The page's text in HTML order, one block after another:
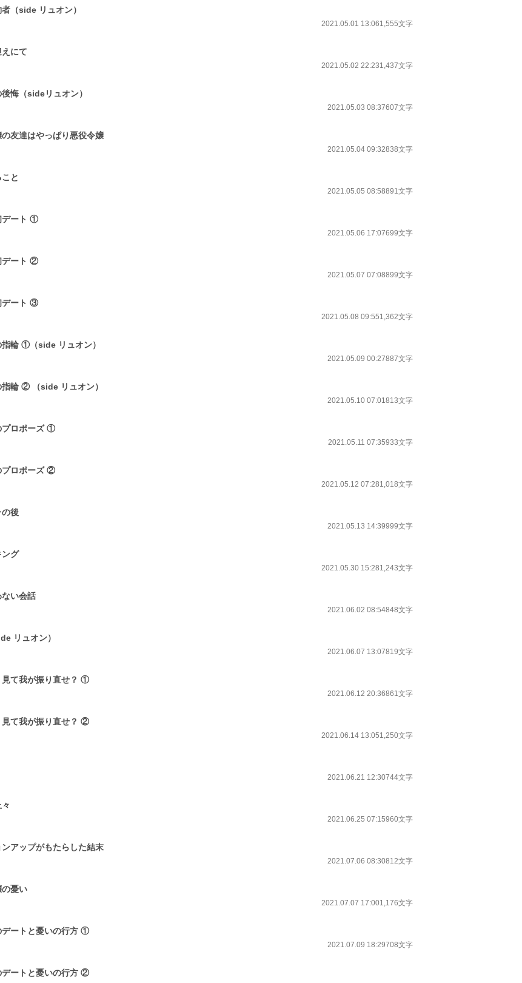
（side リュオン）
2021.05.01 13:061,555文字
にて
2021.05.02 22:231,437文字
悔（sideリュオン）
2021.05.03 08:37607文字
の友達はやっぱり悪役令嬢
2021.05.04 09:32838文字
と
2021.05.05 08:58891文字
デート ①
2021.05.06 17:07699文字
デート ②
2021.05.07 07:08899文字
デート ③
2021.05.08 09:551,362文字
指輪 ①（side リュオン）
2021.05.09 00:27887文字
指輪 ② （side リュオン）
2021.05.10 07:01813文字
プロポーズ ①
2021.05.11 07:35933文字
プロポーズ ②
2021.05.12 07:281,018文字
の後
2021.05.13 14:39999文字
ング
2021.05.30 15:281,243文字
ない会話
2021.06.02 08:54848文字
リュオン）
2021.06.07 13:07819文字
見て我が振り直せ？ ①
2021.06.12 20:36861文字
見て我が振り直せ？ ②
2021.06.14 13:051,250文字
2021.06.21 12:30744文字
2021.06.25 07:15960文字
アップがもたらした結末
2021.07.06 08:30812文字
憂い
2021.07.07 17:001,176文字
デートと憂いの行方 ①
2021.07.09 18:29708文字
デートと憂いの行方 ②